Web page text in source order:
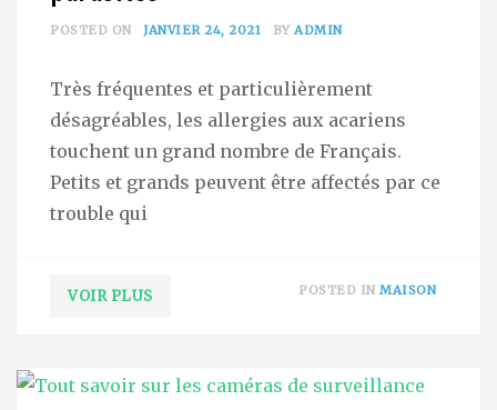
POSTED ON JANVIER 24, 2021 BY ADMIN
Très fréquentes et particulièrement
désagréables, les allergies aux acariens
touchent un grand nombre de Français.
Petits et grands peuvent être affectés par ce
trouble qui
VOIR PLUS POSTED IN MAISON